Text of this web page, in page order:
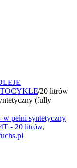
/20 litrów
(fully